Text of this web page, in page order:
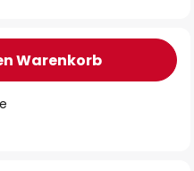
Warenkorb